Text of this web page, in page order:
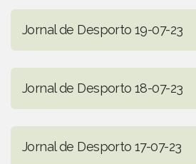
Jornal de Desporto 19-07-23
Jornal de Desporto 18-07-23
Jornal de Desporto 17-07-23